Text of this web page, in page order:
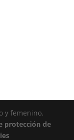
y femenino.
protección de